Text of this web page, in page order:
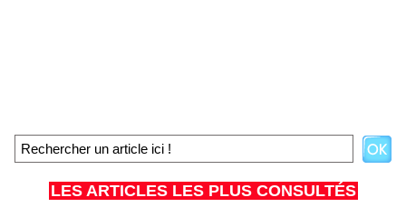
LES ARTICLES LES PLUS CONSULTÉS